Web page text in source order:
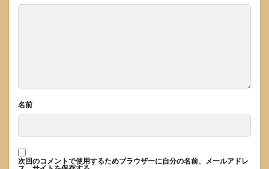
名前
次回のコメントで使用するためブラウザーに自分の名前、メールアドレ